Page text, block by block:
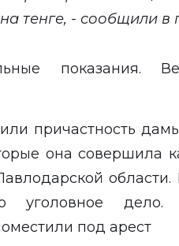
тенге, - сообщили в
показания.
причастность
она совершила
дело.
под арест